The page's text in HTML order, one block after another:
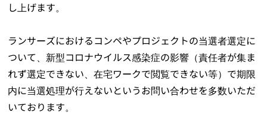
し上げます。
ランサーズにおけるコンペやプロジェクトの当選者選定に
ついて、新型コロナウイルス感染症の影響（責任者が集ま
れず選定できない、在宅ワークで閲覧できない等）で期限
内に当選処理が行えないというお問い合わせを多数いただ
いております。